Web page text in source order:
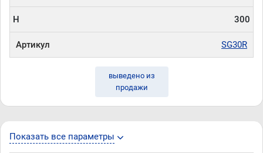
H 300
Артикул SG30R
выведено из
продажи
Показать все параметры